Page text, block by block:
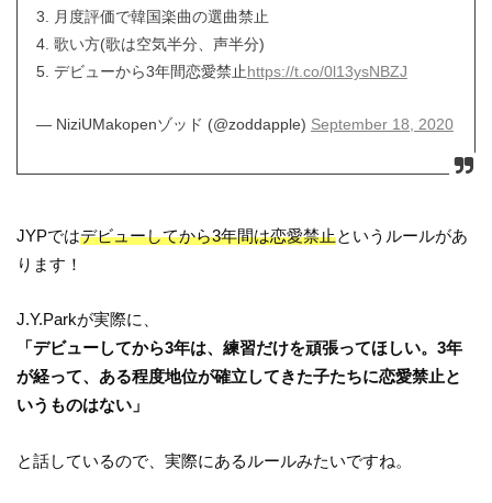
3. 月度評価で韓国楽曲の選曲禁止
4. 歌い方(歌は空気半分、声半分)
5. デビューから3年間恋愛禁止https://t.co/0l13ysNBZJ
— NiziUMakopenゾッド (@zoddapple) September 18, 2020
JYPではデビューしてから3年間は恋愛禁止というルールがあ
ります！
J.Y.Parkが実際に、
「デビューしてから3年は、練習だけを頑張ってほしい。3年
が経って、ある程度地位が確立してきた子たちに恋愛禁止と
いうものはない」
と話しているので、実際にあるルールみたいですね。